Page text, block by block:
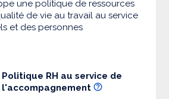
une politique de ressources
de vie au travail au service
et des personnes
Politique RH au service de
l'accompagnement